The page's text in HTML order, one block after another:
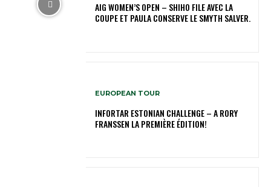
AIG WOMEN’S OPEN – SHIHO FILE AVEC LA
COUPE ET PAULA CONSERVE LE SMYTH SALVER.
EUROPEAN TOUR
INFORTAR ESTONIAN CHALLENGE – A RORY
FRANSSEN LA PREMIÈRE ÉDITION!